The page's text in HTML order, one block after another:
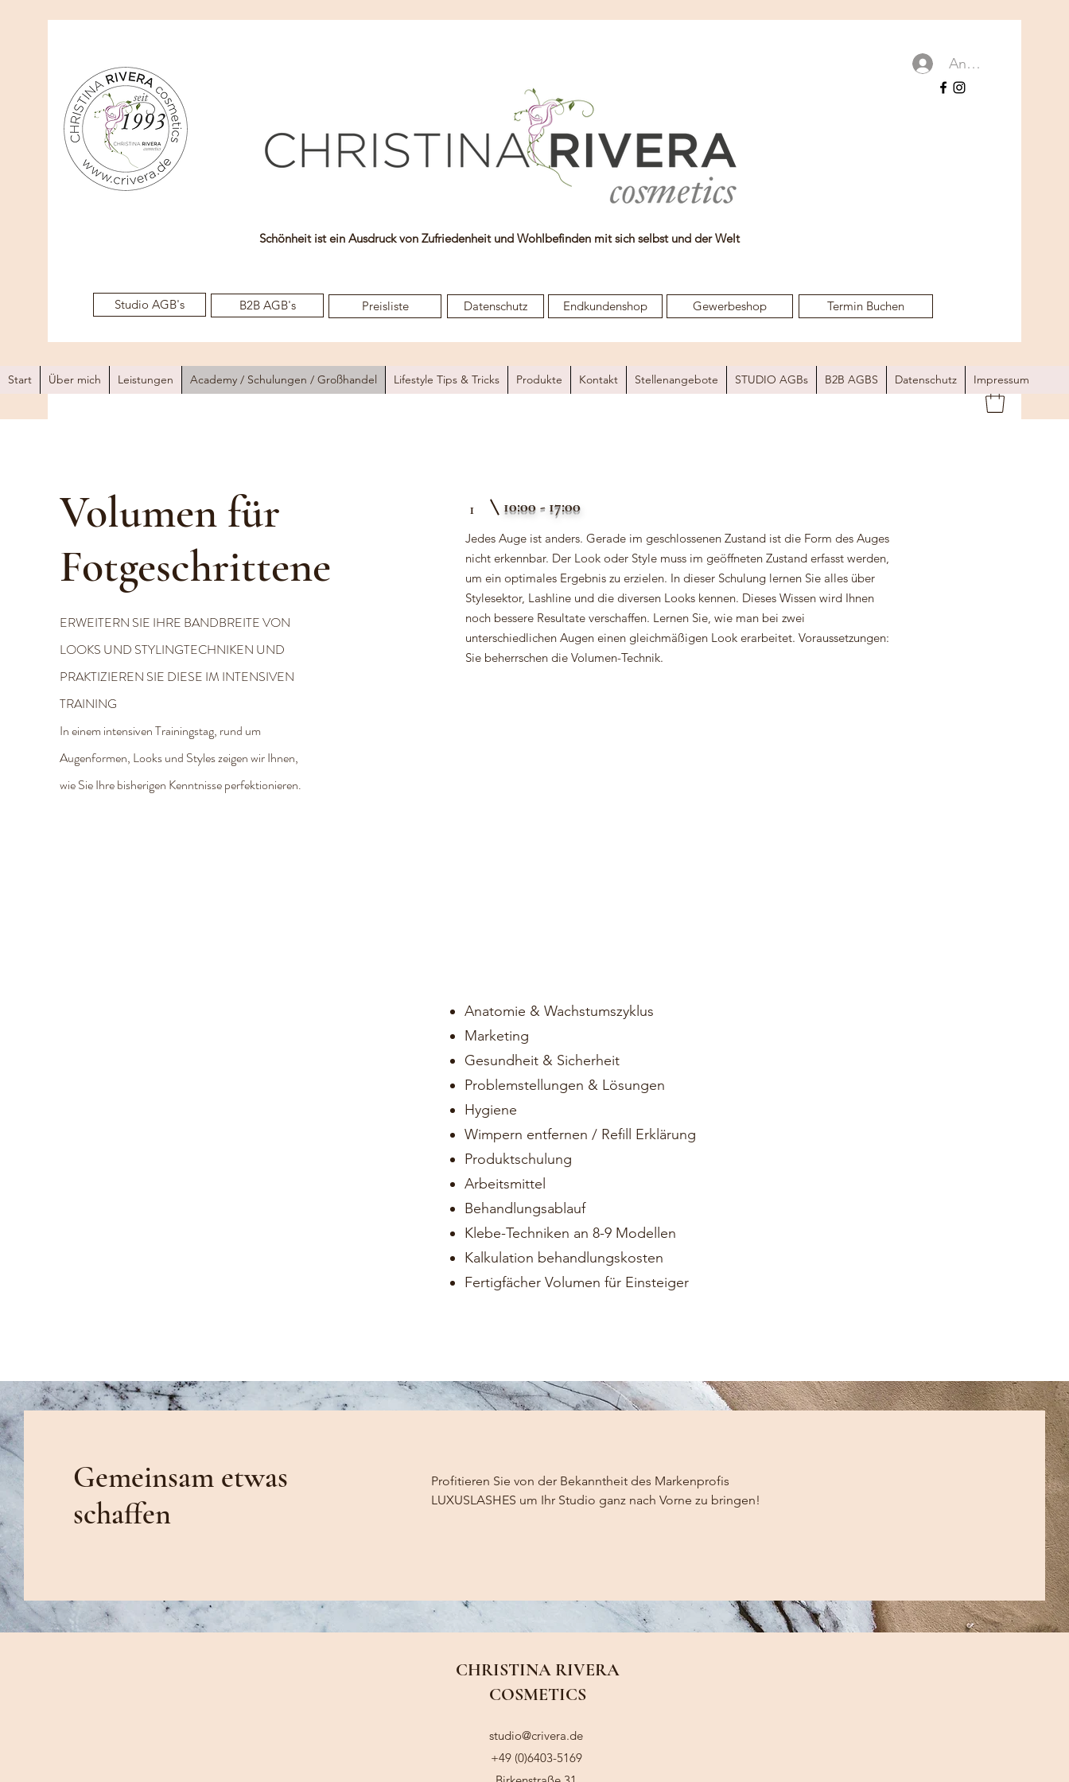
Schönheit ist ein Ausdruck von Zufriedenheit und Wohlbefinden mit sich selbst und der Welt
Studio AGB's B2B AGB's Preisliste Datenschutz Endkundenshop Gewerbeshop Termin Buchen
Anmelden
Start Über mich Leistungen Academy / Schulungen / Großhandel Lifestyle Tips & Tricks Produkte Kontakt Stellenangebote STUDIO AGBs B2B AGBS Datenschutz Impressum
Volumen für
Fotgeschrittene
ERWEITERN SIE IHRE BANDBREITE VON
LOOKS UND STYLINGTECHNIKEN UND
PRAKTIZIEREN SIE DIESE IM INTENSIVEN
TRAINING
In einem intensiven Trainingstag, rund um
Augenformen, Looks und Styles zeigen wir Ihnen,
wie Sie Ihre bisherigen Kenntnisse perfektionieren.
1 10:00 - 17:00
Jedes Auge ist anders. Gerade im geschlossenen Zustand ist die Form des Auges
nicht erkennbar. Der Look oder Style muss im geöffneten Zustand erfasst werden,
um ein optimales Ergebnis zu erzielen. In dieser Schulung lernen Sie alles über
Stylesektor, Lashline und die diversen Looks kennen. Dieses Wissen wird Ihnen
noch bessere Resultate verschaffen. Lernen Sie, wie man bei zwei
unterschiedlichen Augen einen gleichmäßigen Look erarbeitet. Voraussetzungen:
Sie beherrschen die Volumen-Technik.
Anatomie & Wachstumszyklus
Marketing
Gesundheit & Sicherheit
Problemstellungen & Lösungen
Hygiene
Wimpern entfernen / Refill Erklärung
Produktschulung
Arbeitsmittel
Behandlungsablauf
Klebe-Techniken an 8-9 Modellen
Kalkulation behandlungskosten
Fertigfächer Volumen für Einsteiger
Gemeinsam etwas
schaffen
Profitieren Sie von der Bekanntheit des Markenprofis
LUXUSLASHES um Ihr Studio ganz nach Vorne zu bringen!
CHRISTINA RIVERA
COSMETICS
studio@crivera.de
+49 (0)6403-5169